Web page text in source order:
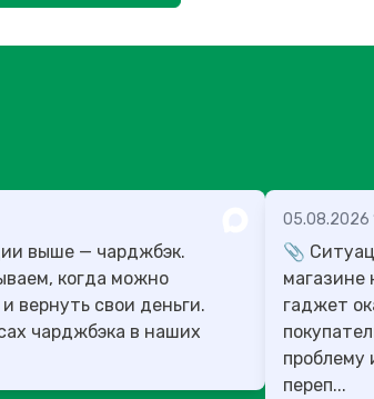
выше — чарджбэк.
когда можно
вернуть свои деньги.
чарджбэка в наших
05.08.2026
📎
магазине
гаджет
проблему
переп...